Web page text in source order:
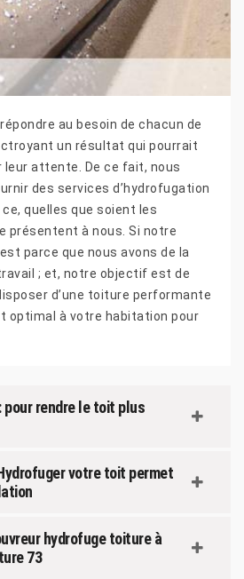
au besoin de chacun de
un résultat qui pourrait
leur attente. De ce fait, nous
des services d’hydrofugation
quelles que soient les
présentent à nous. Si notre
parce que nous avons de la
; et, notre objectif est de
d’une toiture performante
optimal à votre habitation pour
pour rendre le toit plus
votre toit permet
hydrofuge toiture à
73